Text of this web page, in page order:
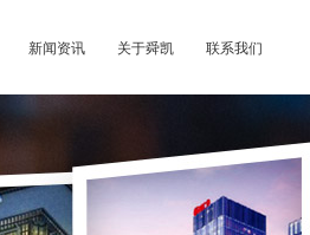
新闻资讯 关于舜凯 联系我们